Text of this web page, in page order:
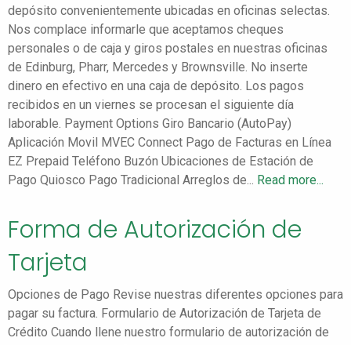
depósito convenientemente ubicadas en oficinas selectas.
Nos complace informarle que aceptamos cheques
personales o de caja y giros postales en nuestras oficinas
de Edinburg, Pharr, Mercedes y Brownsville. No inserte
dinero en efectivo en una caja de depósito. Los pagos
recibidos en un viernes se procesan el siguiente día
laborable. Payment Options Giro Bancario (AutoPay)
Aplicación Movil MVEC Connect Pago de Facturas en Línea
EZ Prepaid Teléfono Buzón Ubicaciones de Estación de
Pago Quiosco Pago Tradicional Arreglos de... Read more...
Forma de Autorización de
Tarjeta
Opciones de Pago Revise nuestras diferentes opciones para
pagar su factura. Formulario de Autorización de Tarjeta de
Crédito Cuando llene nuestro formulario de autorización de